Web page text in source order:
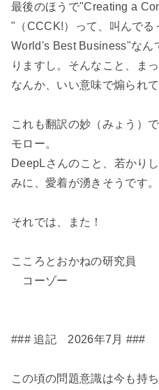
最後のほうで"Creating a
"（CCCK!）って、叫んで
World's Best Business"なん
りますし。そんなこと、ま
なんか、いい意味で煽られ
これも翻訳の妙（みょう）
モロー。
DeepLさんのこと、若かり
みに、愛着が湧きそうです。
それでは、また！
こころとおかねの研究員
コーゾー
### 追記 2026年7月 ###
この頃の問題意識は今も持